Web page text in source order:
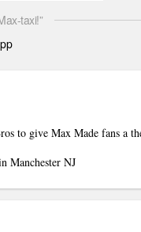
taxi!”
to give Max Made fans a
Manchester NJ